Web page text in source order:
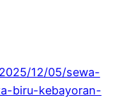
12/05/sewa-
biru-kebayoran-